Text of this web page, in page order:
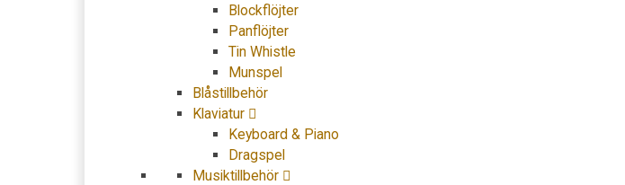
Blockflöjter
Panflöjter
Tin Whistle
Munspel
Blåstillbehör
Klaviatur
Keyboard & Piano
Dragspel
Musiktillbehör